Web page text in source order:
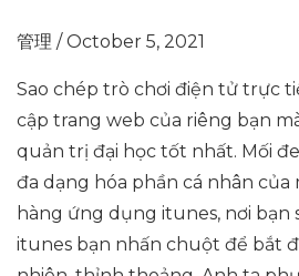
管理 / October 5, 2021
Sao chép trò chơi điện tử trực
cập trang web của riêng bạn
quản trị đại học tốt nhất. Mối
đa dạng hóa phần cá nhân
hàng ứng dụng itunes, nơi bạn
itunes bạn nhấn chuột để bắt